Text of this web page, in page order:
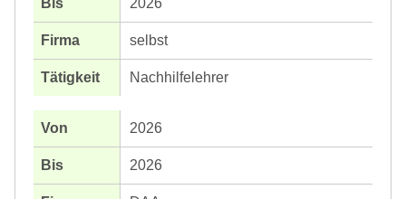
selbst
Nachhilfelehrer
2026
2026